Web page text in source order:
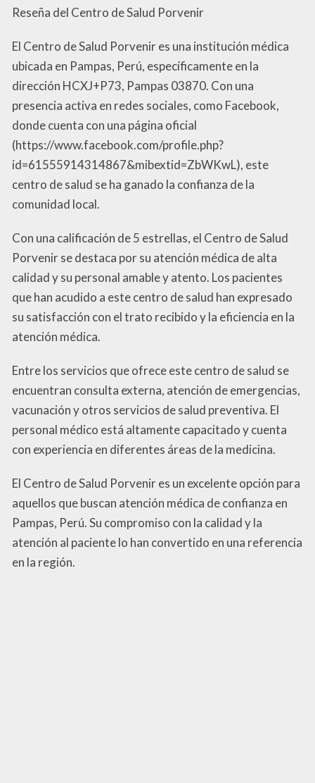
Reseña del Centro de Salud Porvenir
El Centro de Salud Porvenir es una institución médica
ubicada en Pampas, Perú, específicamente en la
dirección HCXJ+P73, Pampas 03870. Con una
presencia activa en redes sociales, como Facebook,
donde cuenta con una página oficial
(https://www.facebook.com/profile.php?
id=61555914314867&mibextid=ZbWKwL), este
centro de salud se ha ganado la confianza de la
comunidad local.
Con una calificación de 5 estrellas, el Centro de Salud
Porvenir se destaca por su atención médica de alta
calidad y su personal amable y atento. Los pacientes
que han acudido a este centro de salud han expresado
su satisfacción con el trato recibido y la eficiencia en la
atención médica.
Entre los servicios que ofrece este centro de salud se
encuentran consulta externa, atención de emergencias,
vacunación y otros servicios de salud preventiva. El
personal médico está altamente capacitado y cuenta
con experiencia en diferentes áreas de la medicina.
El Centro de Salud Porvenir es un excelente opción para
aquellos que buscan atención médica de confianza en
Pampas, Perú. Su compromiso con la calidad y la
atención al paciente lo han convertido en una referencia
en la región.